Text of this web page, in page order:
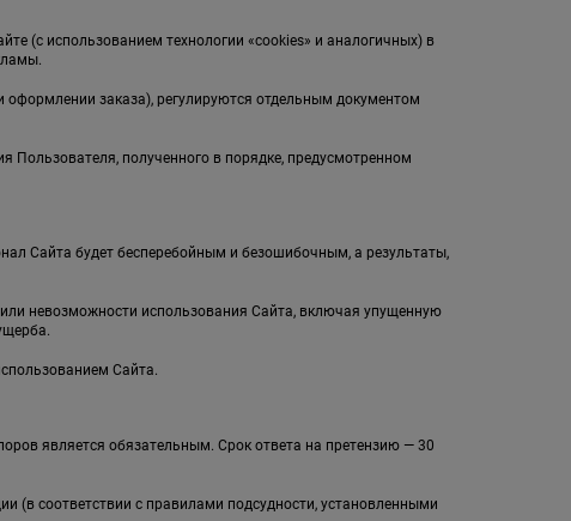
(с использованием технологии «cookies» и аналогичных) в
оформлении заказа), регулируются отдельным документом
Пользователя, полученного в порядке, предусмотренном
Сайта будет бесперебойным и безошибочным, а результаты,
невозможности использования Сайта, включая упущенную
Сайта.
является обязательным. Срок ответа на претензию — 30
(в соответствии с правилами подсудности, установленными